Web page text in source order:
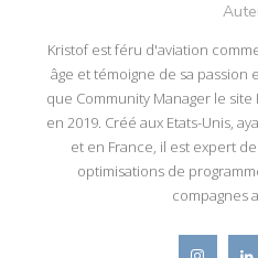
Kristof est féru d'aviation
âge et témoigne de sa passion
que Community Manager le site
en 2019. Créé aux Etats-Unis,
et en France, il est expert
optimisations de
compagnes